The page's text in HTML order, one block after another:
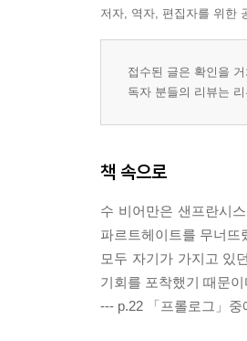
저자, 역자, 편집자를 위한
접수된 글은 확인을
독자 분들의 리뷰는
책 속으로
수 비어만은 샌프란시
파르트헤이트를 무너
모두 자기가 가지고 있
기회를 포착했기 때문이
--- p.22 「프롤로그」중